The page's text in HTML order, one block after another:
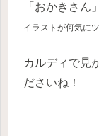
「おかきさん
イラストが何気に
カルディで見
ださいね！